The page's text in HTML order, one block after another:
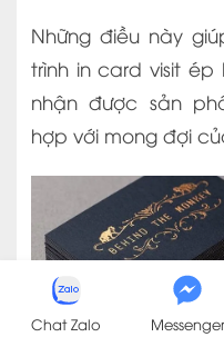
Những điều này
trình in card visit
nhận được sản
hợp với mong đợi
Chat Zalo Messenger